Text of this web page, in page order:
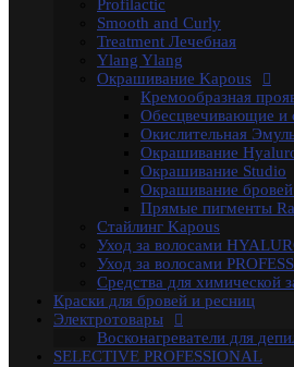
Укладка волос
духи духимарфа
концентрированныйпарфюм
маска для волос
мусс для
мыло парфюм
парфюмерия сильная фиксация
сыворотка термозащита
Kapous Professional
Estel Professional
Matrix
Ollin Professional
Londa Professional
Hair Company
Kondor
Сталекс
Depiltouch
Profilactic
Smooth and Curly
Treatment Лечебная
Ylang Ylang
Окрашивание Kapous
Кремообразная
Обесцвечивающие и
Окислительная
Окрашивание
Окрашивание Studio
Окрашивание
Прямые пигменты
Стайлинг Kapous
Уход за волосами
Уход за волосами
Средства для химической
Краски для бровей и ресниц
Электротовары
Восконагреватели для
SELECTIVE PROFESSIONAL